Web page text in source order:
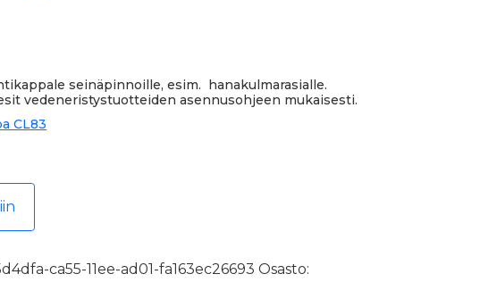
seinäpinnoille, esim. hanakulmarasialle.
vedeneristystuotteiden asennusohjeen mukaisesti.
CL83
läpivientilaippa määrä
ca55-11ee-ad01-fa163ec26693 Osasto: